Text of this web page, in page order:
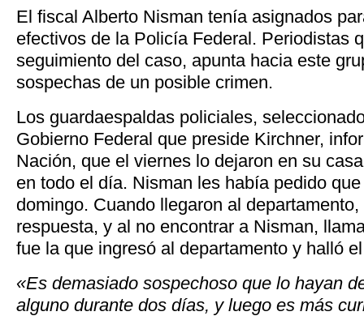
El fiscal Alberto Nisman tenía asignados
efectivos de la Policía Federal. Periodistas
seguimiento del caso, apunta hacia este
sospechas de un posible crimen.
Los guardaespaldas policiales,
Gobierno Federal que preside Kirchner,
Nación, que el viernes lo dejaron en su
en todo el día. Nisman les había pedido
domingo. Cuando llegaron al
respuesta, y al no encontrar a Nisman,
fue la que ingresó al departamento y halló
«Es demasiado sospechoso que lo hayan
alguno durante dos días, y luego es más